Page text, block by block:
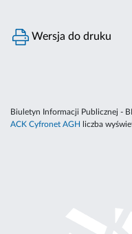
Wersja do druku
Biuletyn Informacji Publicznej -
ACK Cyfronet AGH
liczba